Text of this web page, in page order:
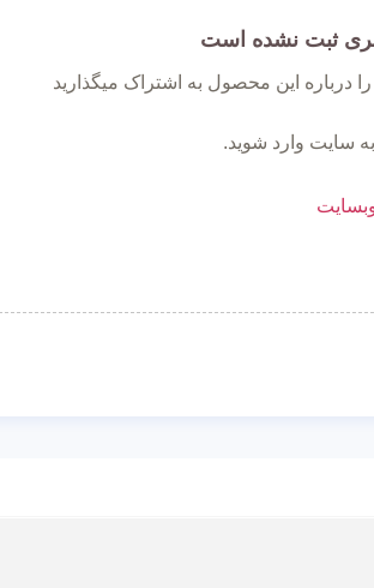
ثبت نشده است
درباره این محصول به اشتراک میگذارید
سایت وارد شوید.